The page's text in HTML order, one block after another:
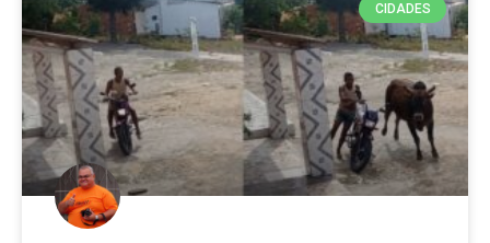
CIDADES